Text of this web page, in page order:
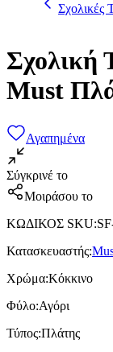
Σχολικές
Σχολική
Must
Αγαπημένα
Σύγκρινέ το
Μοιράσου το
ΚΩΔΙΚΟΣ SKU:
Κατασκευαστής:
Χρώμα:Κόκκινο
Φύλο:Αγόρι
Τύπος:Πλάτης